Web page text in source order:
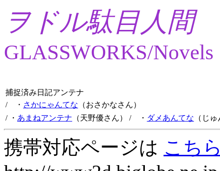
ヲドル駄目人間
GLASSWORKS/Novels
捕捉済み日記アンテナ
/ ・ さかにゃんてな （おさかなさん）
/ ・ あまねアンテナ （天野優さん） / ・ ダメあんてな （じ
携帯対応ページは こち